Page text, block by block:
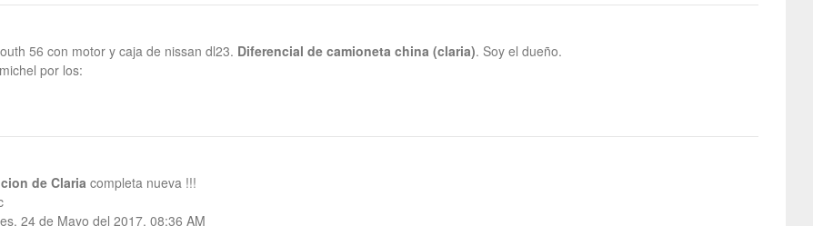
56 con motor y caja de nissan dl23. Diferencial de camioneta china (claria). Soy el dueño.
por los:
de Claria completa nueva !!!
24 de Mayo del 2017, 08:36 AM